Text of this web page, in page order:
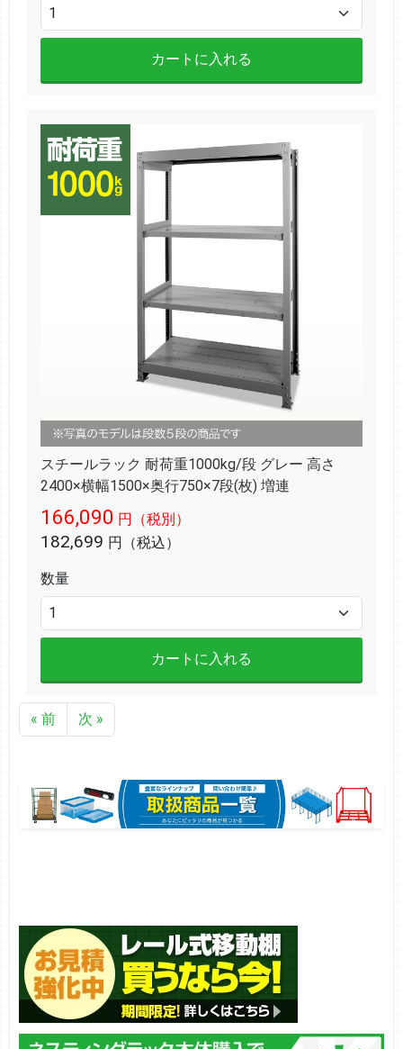
カートに入れる
スチールラック 耐荷重1000kg/段 グレー 高さ
2400×横幅1500×奥行750×7段(枚) 増連
166,090 円（税別）
182,699 円（税込）
数量
カートに入れる
« 前 次 »